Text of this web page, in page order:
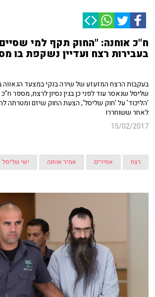
ח"כ אוחנה: "החוק תקף למי
בעבירות רצח ועדיין נשקפת בו
בעקבות הרצח המזעזע של שירה בנקי במצעד הגאווה
שליסל שנאסר עוד לפני כן בגין נסיון לרצח, מספר
'הליכוד' על 'חוק שליסל', הצעת החוק שיזם ומטרתה
לאחר ששוחררו
15/02/2017
רצח אסירים אמיר אוחנה ישי שליסל